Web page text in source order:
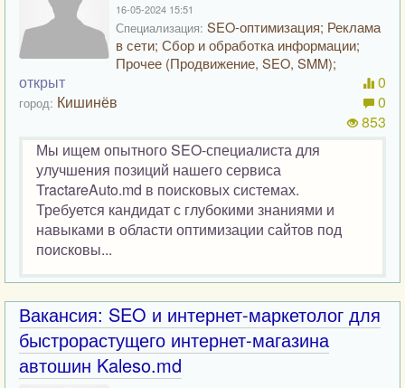
16-05-2024 15:51
Специализация: SEO-оптимизация; Реклама
в сети; Сбор и обработка информации;
Прочее (Продвижение, SEO, SMM);
открыт
город: Кишинёв
0
0
853
Мы ищем опытного SEO-специалиста для
улучшения позиций нашего сервиса
TractareAuto.md в поисковых системах.
Требуется кандидат с глубокими знаниями и
навыками в области оптимизации сайтов под
поисковы...
Вакансия: SEO и интернет-маркетолог для
быстрорастущего интернет-магазина
автошин Kaleso.md